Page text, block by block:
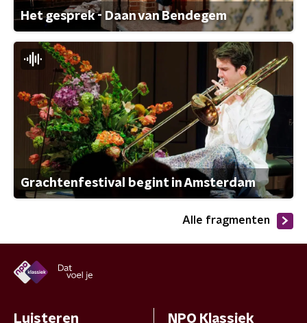
Het gesprek - Daan van Bendegem
Grachtenfestival begint in Amsterdam
Alle fragmenten
Luisteren NPO Klassiek